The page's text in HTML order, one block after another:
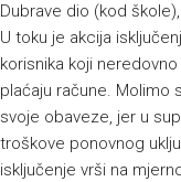
Dubrave dio (kod
U toku je akcija
korisnika koji neredovno
plaćaju račune. Molimo
svoje obaveze, jer u
troškove ponovnog
isključenje vrši na